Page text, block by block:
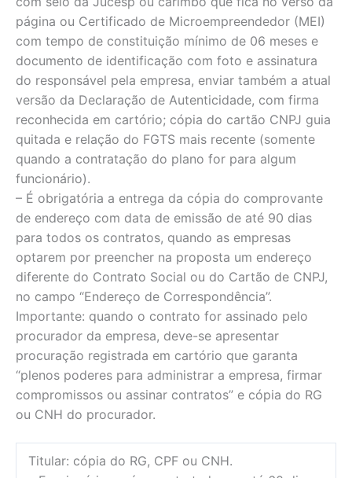
página ou Certificado de Microempreendedor (MEI)
com tempo de constituição mínimo de 06 meses e
documento de identificação com foto e assinatura
do responsável pela empresa, enviar também a atual
versão da Declaração de Autenticidade, com firma
reconhecida em cartório; cópia do cartão CNPJ guia
quitada e relação do FGTS mais recente (somente
quando a contratação do plano for para algum
funcionário).
– É obrigatória a entrega da cópia do comprovante
de endereço com data de emissão de até 90 dias
para todos os contratos, quando as empresas
optarem por preencher na proposta um endereço
diferente do Contrato Social ou do Cartão de CNPJ,
no campo “Endereço de Correspondência”.
Importante: quando o contrato for assinado pelo
procurador da empresa, deve-se apresentar
procuração registrada em cartório que garanta
“plenos poderes para administrar a empresa, firmar
compromissos ou assinar contratos” e cópia do RG
ou CNH do procurador.
Titular: cópia do RG, CPF ou CNH.